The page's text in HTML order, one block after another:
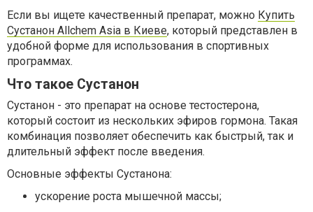
Если вы ищете качественный препарат, можно Купить
Сустанон Allchem Asia в Киеве, который представлен в
удобной форме для использования в спортивных
программах.
Что такое Сустанон
Сустанон - это препарат на основе тестостерона,
который состоит из нескольких эфиров гормона. Такая
комбинация позволяет обеспечить как быстрый, так и
длительный эффект после введения.
Основные эффекты Сустанона:
ускорение роста мышечной массы;